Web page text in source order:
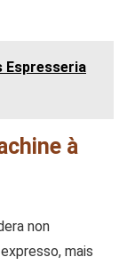
Espresseria
à
non
mais